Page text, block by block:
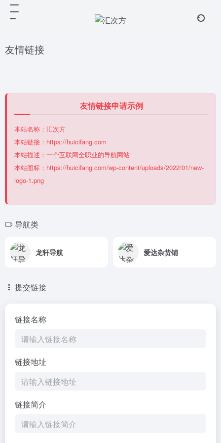
友情链接
友情链接申请示例
本站名称：汇次方
本站链接：https://huicifang.com
本站描述：一个互联网全职业的导航网站
本站图标：https://huicifang.com/wp-content/uploads/2022/01/new-
logo-1.png
导航类
龙轩导航 爱达杂货铺
提交链接
链接名称
链接地址
链接简介